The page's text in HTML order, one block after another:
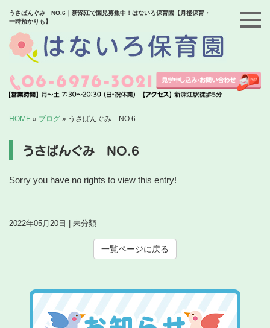
うさぱんぐみ NO.6｜新深江で園児募集中！はないろ保育園【月極保育・
一時預かりも】
HOME » ブログ » うさぱんぐみ NO.6
うさぱんぐみ NO.6
Sorry you have no rights to view this entry!
2022年05月20日 | 未分類
一覧ページに戻る